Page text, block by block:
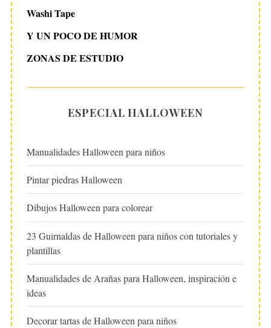
Washi Tape
Y UN POCO DE HUMOR
ZONAS DE ESTUDIO
ESPECIAL HALLOWEEN
Manualidades Halloween para niños
Pintar piedras Halloween
Dibujos Halloween para colorear
23 Guirnaldas de Halloween para niños con tutoriales y
plantillas
Manualidades de Arañas para Halloween, inspiración e
ideas
Decorar tartas de Halloween para niños